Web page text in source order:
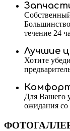
течение 24
Лучшие
Хотите
Для Вашего
ожидания